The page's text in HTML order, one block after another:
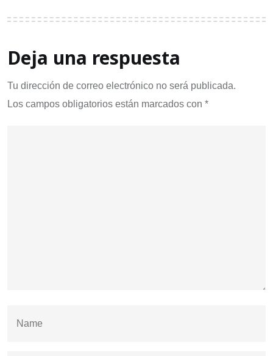
Deja una respuesta
Tu dirección de correo electrónico no será publicada.
Los campos obligatorios están marcados con *